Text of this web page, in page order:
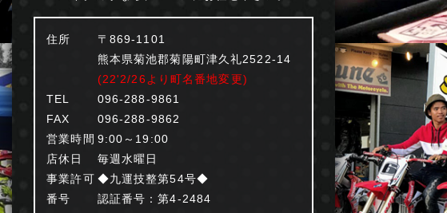
住所
〒869-1101
熊本県菊池郡菊陽町津久礼2522-14
(22'2/26より町名番地変更)
TEL
096-288-9861
FAX
096-288-9862
営業時間 9:00～19:00
店休日
毎週水曜日
事業許可
番号
◆九運技整第54号◆
認証番号：第4-2484